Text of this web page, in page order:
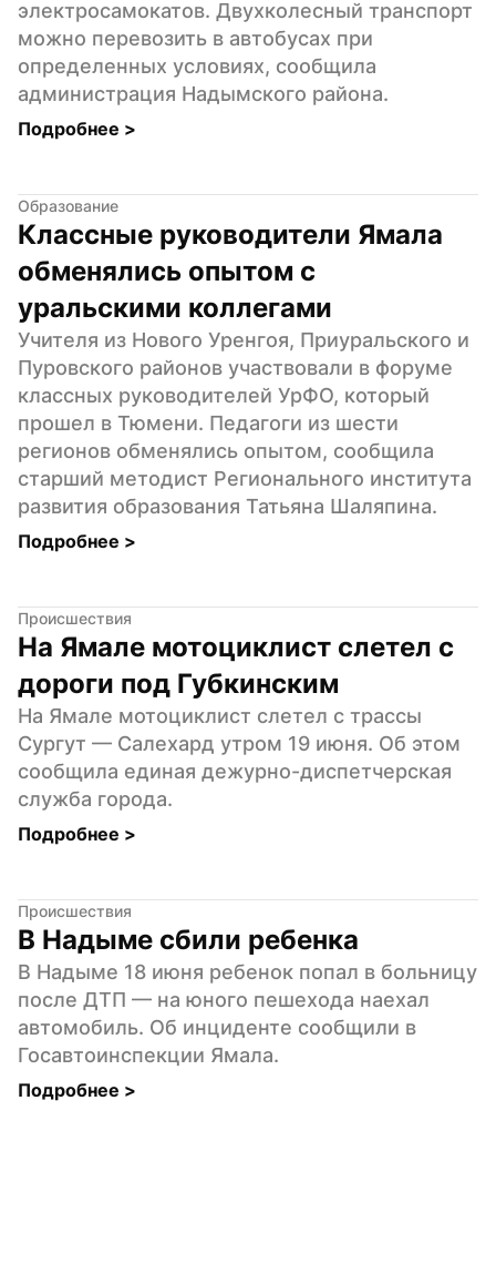
электросамокатов. Двухколесный транспорт
можно перевозить в автобусах при
определенных условиях, сообщила
администрация Надымского района.
Подробнее >
Образование
Классные руководители Ямала
обменялись опытом с
уральскими коллегами
Учителя из Нового Уренгоя, Приуральского и
Пуровского районов участвовали в форуме
классных руководителей УрФО, который
прошел в Тюмени. Педагоги из шести
регионов обменялись опытом, сообщила
старший методист Регионального института
развития образования Татьяна Шаляпина.
Подробнее >
Происшествия
На Ямале мотоциклист слетел с
дороги под Губкинским
На Ямале мотоциклист слетел с трассы
Сургут — Салехард утром 19 июня. Об этом
сообщила единая дежурно-диспетчерская
служба города.
Подробнее >
Происшествия
В Надыме сбили ребенка
В Надыме 18 июня ребенок попал в больницу
после ДТП — на юного пешехода наехал
автомобиль. Об инциденте сообщили в
Госавтоинспекции Ямала.
Подробнее >